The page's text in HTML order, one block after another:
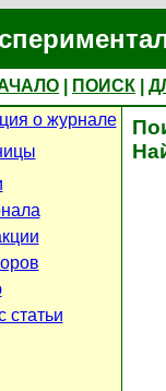
ПОИСК
о журнале
статьи